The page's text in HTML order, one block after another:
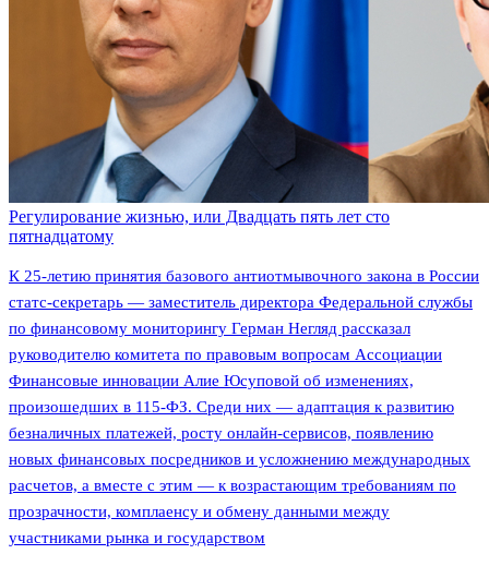
Регулирование жизнью, или Двадцать пять лет сто
пятнадцатому
К 25-летию принятия базового антиотмывочного закона в России
статс-секретарь — заместитель директора Федеральной службы
по финансовому мониторингу Герман Негляд рассказал
руководителю комитета по правовым вопросам Ассоциации
Финансовые инновации Алие Юсуповой об изменениях,
произошедших в 115-ФЗ. Среди них — адаптация к развитию
безналичных платежей, росту онлайн-сервисов, появлению
новых финансовых посредников и усложнению международных
расчетов, а вместе с этим — к возрастающим требованиям по
прозрачности, комплаенсу и обмену данными между
участниками рынка и государством